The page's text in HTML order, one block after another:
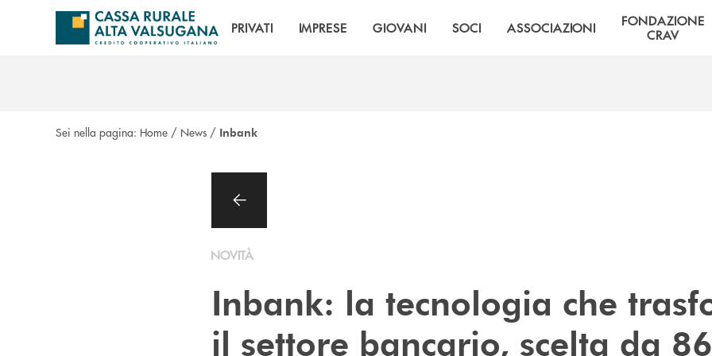
Salta al contenuto principale
PRIVATI IMPRESE GIOVANI SOCI ASSOCIAZIONI
FONDAZIONE
CRAV
Sei nella pagina: Home / News / Inbank
NOVITÀ
Inbank: la tecnologia che
il settore bancario, scelta da 86